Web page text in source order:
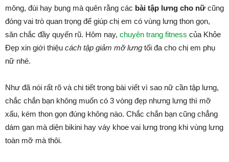
mông, đùi hay bụng mà quên rằng các bài tập lưng cho nữ cũng
đóng vai trò quan trọng để giúp chị em có vùng lưng thon gọn,
săn chắc đầy quyến rũ. Hôm nay, chuyên trang fitness của Khỏe
Đẹp xin giới thiệu cách tập giảm mỡ lưng tối đa cho chị em phụ
nữ nhé.
Như đã nói rất rõ và chi tiết trong bài viết vì sao nữ cần tập lưng,
chắc chắn bạn không muốn có 3 vòng đẹp nhưng lưng thì mỡ
xấu, kém thon gọn đúng không nào. Chắc chắn bạn cũng chẳng
dám gan mà diện bikini hay váy khoe vai lưng trong khi vùng lưng
toàn mỡ mà thôi.